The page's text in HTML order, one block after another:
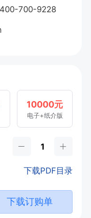
700-9228
10000元
电子+纸介版
下载PDF目录
下载订购单